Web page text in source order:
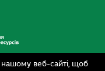
веб-сайті, щоб